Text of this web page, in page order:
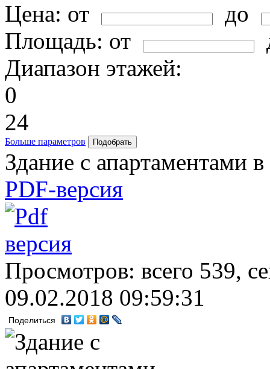
Цена: от
до
Площадь: от
Диапазон этажей:
0
24
Больше параметров
Здание с апартаментами
PDF-версия
Просмотров: всего 539,
09.02.2018 09:59:31
Поделиться